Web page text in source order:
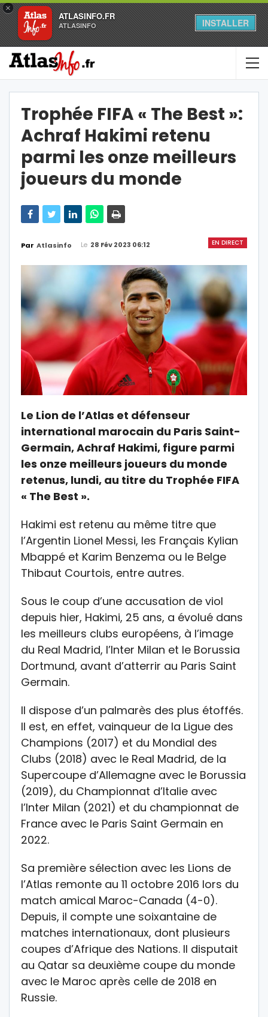
×
ATLASINFO.FR
ATLASINFO INSTALLER
Trophée FIFA « The Best »:
Achraf Hakimi retenu
parmi les onze meilleurs
joueurs du monde
EN DIRECT
Par Atlasinfo Le 28 Fév 2023 06:12
Le Lion de l’Atlas et défenseur
international marocain du Paris Saint-
Germain, Achraf Hakimi, figure parmi
les onze meilleurs joueurs du monde
retenus, lundi, au titre du Trophée FIFA
« The Best ».
Hakimi est retenu au même titre que
l’Argentin Lionel Messi, les Français Kylian
Mbappé et Karim Benzema ou le Belge
Thibaut Courtois, entre autres.
Sous le coup d’une accusation de viol
depuis hier, Hakimi, 25 ans, a évolué dans
les meilleurs clubs européens, à l’image
du Real Madrid, l’Inter Milan et le Borussia
Dortmund, avant d’atterrir au Paris Saint
Germain.
Il dispose d’un palmarès des plus étoffés.
Il est, en effet, vainqueur de la Ligue des
Champions (2017) et du Mondial des
Clubs (2018) avec le Real Madrid, de la
Supercoupe d’Allemagne avec le Borussia
(2019), du Championnat d’Italie avec
l’Inter Milan (2021) et du championnat de
France avec le Paris Saint Germain en
2022.
Sa première sélection avec les Lions de
l’Atlas remonte au 11 octobre 2016 lors du
match amical Maroc-Canada (4-0).
Depuis, il compte une soixantaine de
matches internationaux, dont plusieurs
coupes d’Afrique des Nations. Il disputait
au Qatar sa deuxième coupe du monde
avec le Maroc après celle de 2018 en
Russie.